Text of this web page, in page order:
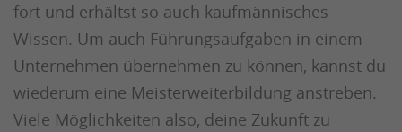
fort und erhältst so auch kaufmännisches
Wissen. Um auch Führungsaufgaben in einem
Unternehmen übernehmen zu können, kannst du
wiederum eine Meisterweiterbildung anstreben.
Viele Möglichkeiten also, deine Zukunft zu